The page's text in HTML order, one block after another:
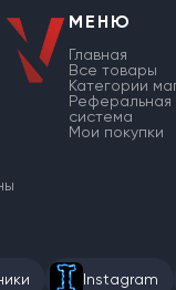
МЕНЮ
Главная
Все товары
Категории
Реферальная
система
Мои покупки
Instagram